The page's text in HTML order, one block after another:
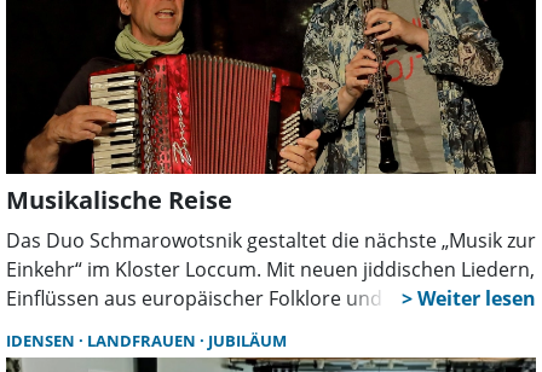
Musikalische Reise
Das Duo Schmarowotsnik gestaltet die nächste „Musik zur
Einkehr“ im Kloster Loccum. Mit neuen jiddischen Liedern,
Einflüssen aus europäischer Folklore und eigenen
Kompositionen schlagen die Musiker eine Brücke
zwischen Tradition, Gegenwart und Zukunft.
IDENSEN LANDFRAUEN JUBILÄUM